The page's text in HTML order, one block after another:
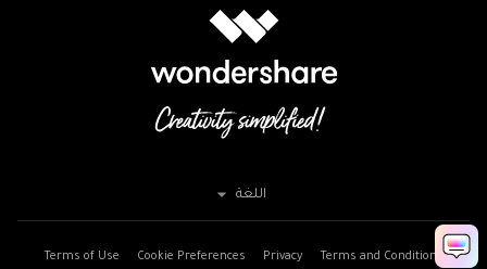
Terms and Conditions
Privacy
Cookie Preferences
Terms of Use
اللغة